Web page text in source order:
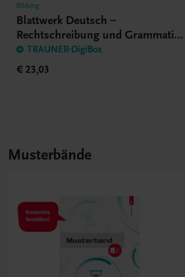
Bildung
Blattwerk Deutsch –
Rechtschreibung und Grammatik
BHS/BMS
TRAUNER-DigiBox
€ 23,03
Musterbände